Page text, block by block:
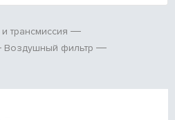
трансмиссия
Воздушный фильтр